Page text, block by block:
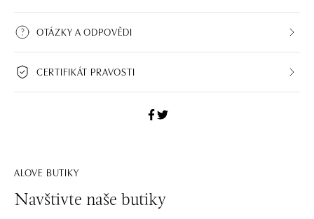
OTÁZKY A ODPOVĚDI
CERTIFIKÁT PRAVOSTI
ALOVE BUTIKY
Navštivte naše butiky